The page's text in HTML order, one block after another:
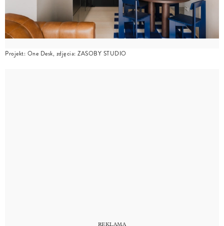
Projekt: One Desk, zdjęcia: ZASOBY STUDIO